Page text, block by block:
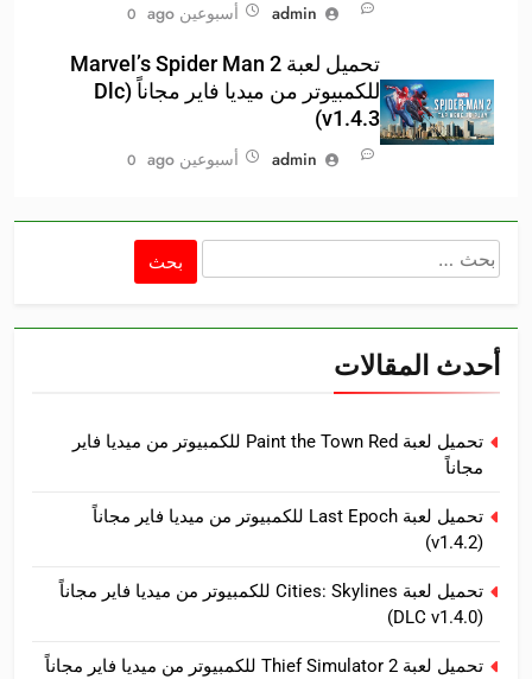
admin
أسبوعين ago 0
تحميل لعبة Marvel’s Spider Man 2
للكمبيوتر من ميديا فاير مجاناً (Dlc
v1.4.3)
admin
أسبوعين ago 0
البحث
أحدث المقالات
تحميل لعبة Paint the Town Red للكمبيوتر من ميديا فاير
مجاناً
تحميل لعبة Last Epoch للكمبيوتر من ميديا فاير مجاناً
(v1.4.2)
تحميل لعبة Cities: Skylines للكمبيوتر من ميديا فاير مجاناً
(DLC v1.4.0)
تحميل لعبة Thief Simulator 2 للكمبيوتر من ميديا فاير مجاناً